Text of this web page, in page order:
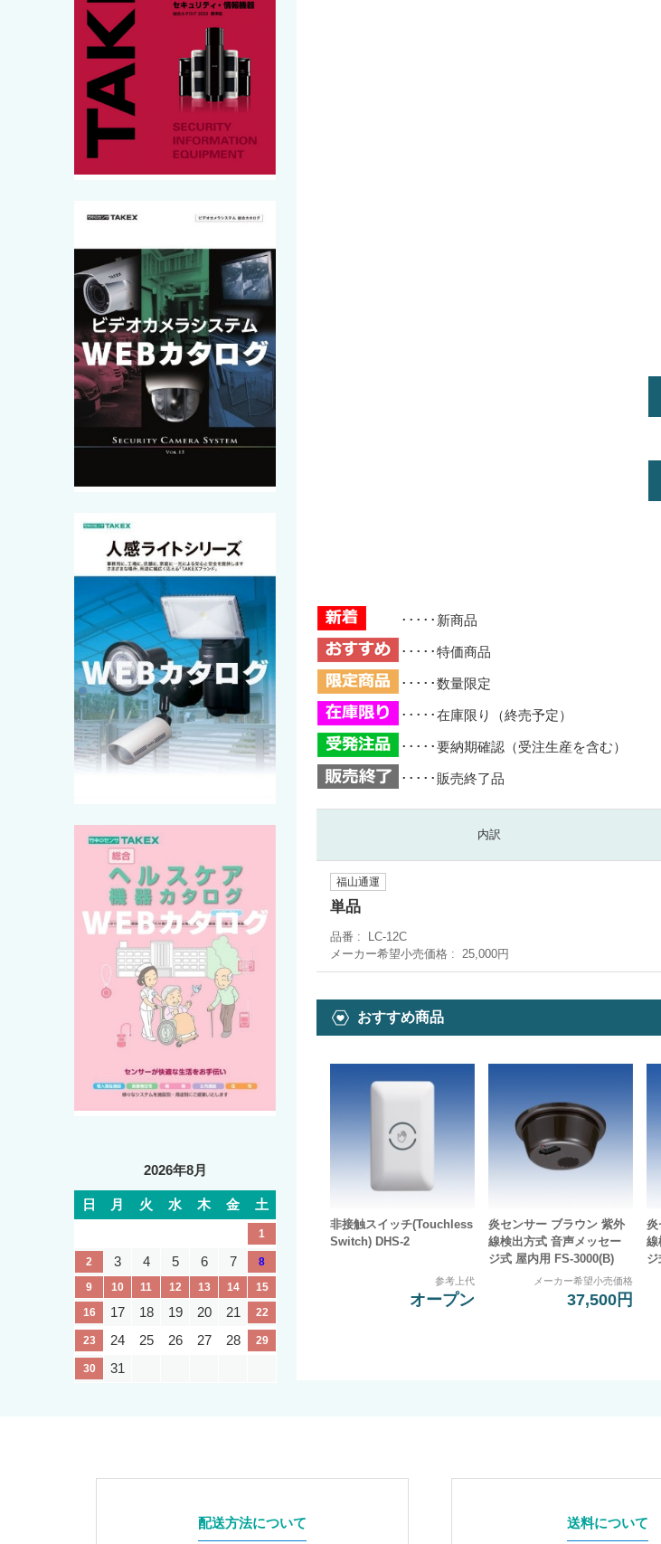
･････新商品
･････特価商品
･････数量限定
･････在庫限り（終売予定）
･････要納期確認（受注生産を含む）
･････販売終了品
内訳
福山通運
単品
品番
LC-12C
メーカー希望小売価格
25,000円
おすすめ商品
非接触スイッチ(Touchless
Switch) DHS-2
参考上代
オープン
炎センサー ブラウン 紫外
線検出方式 音声メッセー
ジ式 屋内用 FS-3000(B)
メーカー希望小売価格
37,500円
炎
線
2026年8月
日 月 火 水 木 金 土
1
2 3 4 5 6 7
8
9
10 11 12 13 14
15
16
17 18 19 20 21 22
23 24 25 26 27 28 29
30 31
配送方法について 送料について